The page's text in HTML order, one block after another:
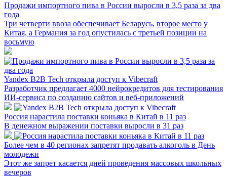
Продажи импортного пива в России выросли в 3,5 раза за два
года
Три четверти ввоза обеспечивает Беларусь, второе место у
Китая, а Германия за год опустилась с третьей позиции на
восьмую
Yandex B2B Tech открыла доступ к Vibecraft
Разработчик предлагает 4000 нейрокредитов для тестирования
ИИ-сервиса по созданию сайтов и веб-приложений
Россия нарастила поставки коньяка в Китай в 11 раз
В денежном выражении поставки выросли в 31 раз
Более чем в 40 регионах запретят продавать алкоголь в День
молодежи
Этот же запрет касается дней проведения массовых школьных
вечеров